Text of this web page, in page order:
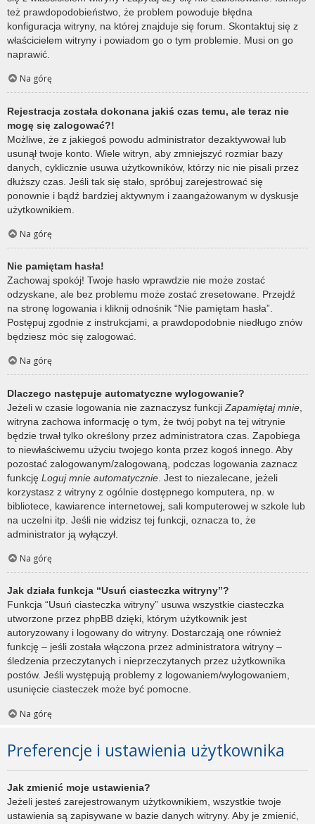
też prawdopodobieństwo, że problem powoduje błędna
konfiguracja witryny, na której znajduje się forum. Skontaktuj się z
właścicielem witryny i powiadom go o tym problemie. Musi on go
naprawić.
Na górę
Rejestracja została dokonana jakiś czas temu, ale teraz nie
mogę się zalogować?!
Możliwe, że z jakiegoś powodu administrator dezaktywował lub
usunął twoje konto. Wiele witryn, aby zmniejszyć rozmiar bazy
danych, cyklicznie usuwa użytkowników, którzy nic nie pisali przez
dłuższy czas. Jeśli tak się stało, spróbuj zarejestrować się
ponownie i bądź bardziej aktywnym i zaangażowanym w dyskusje
użytkownikiem.
Na górę
Nie pamiętam hasła!
Zachowaj spokój! Twoje hasło wprawdzie nie może zostać
odzyskane, ale bez problemu może zostać zresetowane. Przejdź
na stronę logowania i kliknij odnośnik “Nie pamiętam hasła”.
Postępuj zgodnie z instrukcjami, a prawdopodobnie niedługo znów
będziesz móc się zalogować.
Na górę
Dlaczego następuje automatyczne wylogowanie?
Jeżeli w czasie logowania nie zaznaczysz funkcji Zapamiętaj mnie
witryna zachowa informację o tym, że twój pobyt na tej witrynie
będzie trwał tylko określony przez administratora czas. Zapobiega
to niewłaściwemu użyciu twojego konta przez kogoś innego. Aby
pozostać zalogowanym/zalogowaną, podczas logowania zaznacz
funkcję Loguj mnie automatycznie . Jest to niezalecane, jeżeli
korzystasz z witryny z ogólnie dostępnego komputera, np. w
bibliotece, kawiarence internetowej, sali komputerowej w szkole lub
na uczelni itp. Jeśli nie widzisz tej funkcji, oznacza to, że
administrator ją wyłączył.
Na górę
Jak działa funkcja “Usuń ciasteczka witryny”?
Funkcja “Usuń ciasteczka witryny” usuwa wszystkie ciasteczka
utworzone przez phpBB dzięki, którym użytkownik jest
autoryzowany i logowany do witryny. Dostarczają one również
funkcję – jeśli została włączona przez administratora witryny –
śledzenia przeczytanych i nieprzeczytanych przez użytkownika
postów. Jeśli występują problemy z logowaniem/wylogowaniem,
usunięcie ciasteczek może być pomocne.
Na górę
Preferencje i ustawienia użytkownika
Jak zmienić moje ustawienia?
Jeżeli jesteś zarejestrowanym użytkownikiem, wszystkie twoje
ustawienia są zapisywane w bazie danych witryny. Aby je zmienić,